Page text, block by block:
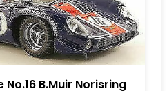
No.16 B.Muir Norisring